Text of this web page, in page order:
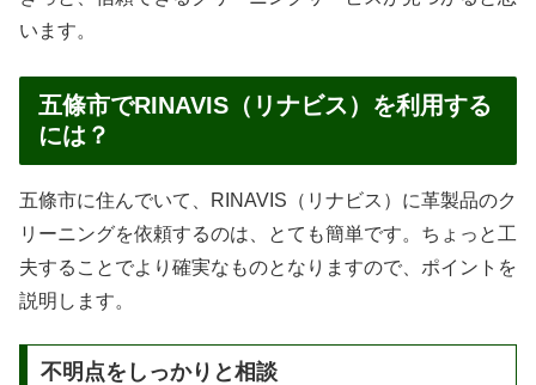
います。
五條市でRINAVIS（リナビス）を利用する
には？
五條市に住んでいて、RINAVIS（リナビス）に革製品のク
リーニングを依頼するのは、とても簡単です。ちょっと工
夫することでより確実なものとなりますので、ポイントを
説明します。
不明点をしっかりと相談